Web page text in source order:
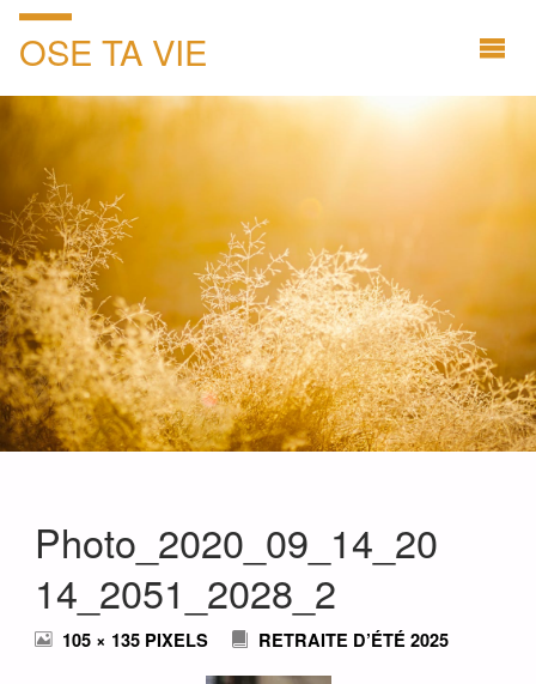
OSE TA VIE
Photo_2020_09_14_20
14_2051_2028_2
FULL105 × 135 PIXELS RETRAITE D’ÉTÉ 2025